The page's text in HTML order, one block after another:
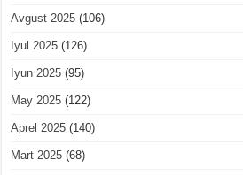
Avgust 2025 (106)
Iyul 2025 (126)
Iyun 2025 (95)
May 2025 (122)
Aprel 2025 (140)
Mart 2025 (68)